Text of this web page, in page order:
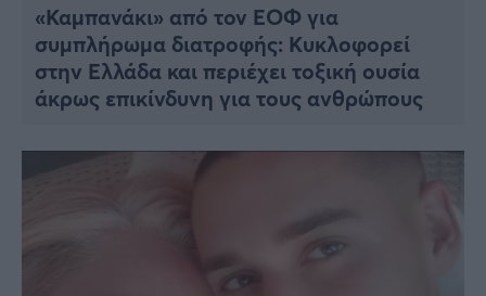
«Καμπανάκι» από τον ΕΟΦ για
συμπλήρωμα διατροφής: Κυκλοφορεί
στην Ελλάδα και περιέχει τοξική ουσία
άκρως επικίνδυνη για τους ανθρώπους